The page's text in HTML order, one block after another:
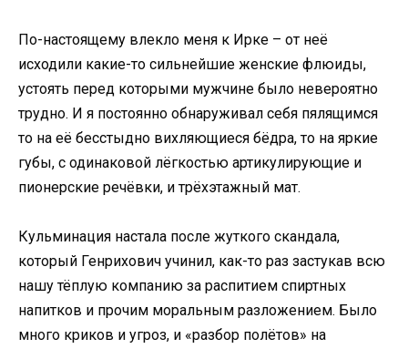
По-настоящему влекло меня к Ирке – от неё
исходили какие-то сильнейшие женские флюиды,
устоять перед которыми мужчине было невероятно
трудно. И я постоянно обнаруживал себя пялящимся
то на её бесстыдно вихляющиеся бёдра, то на яркие
губы, с одинаковой лёгкостью артикулирующие и
пионерские речёвки, и трёхэтажный мат.
Кульминация настала после жуткого скандала,
который Генрихович учинил, как-то раз застукав всю
нашу тёплую компанию за распитием спиртных
напитков и прочим моральным разложением. Было
много криков и угроз, и «разбор полётов» на